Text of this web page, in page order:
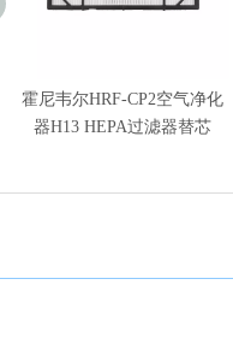
霍尼韦尔HRF-CP2空气净化
器H13 HEPA过滤器替芯